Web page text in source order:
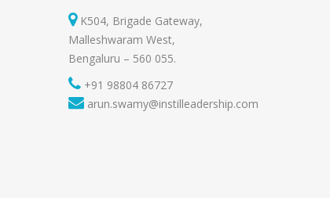
K504, Brigade Gateway,
Malleshwaram West,
Bengaluru – 560 055.
+91 98804 86727
arun.swamy@instilleadership.com